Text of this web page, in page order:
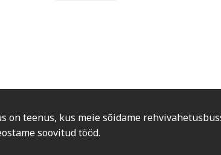
on teenus, kus meie sõidame
soovitud tööd.